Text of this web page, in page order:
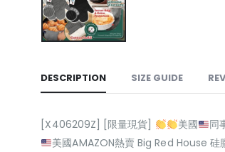
DESCRIPTION SIZE GUIDE
[X406209Z] [限量現貨] 美國
同
美國AMAZON熱賣 Big Red House 硅